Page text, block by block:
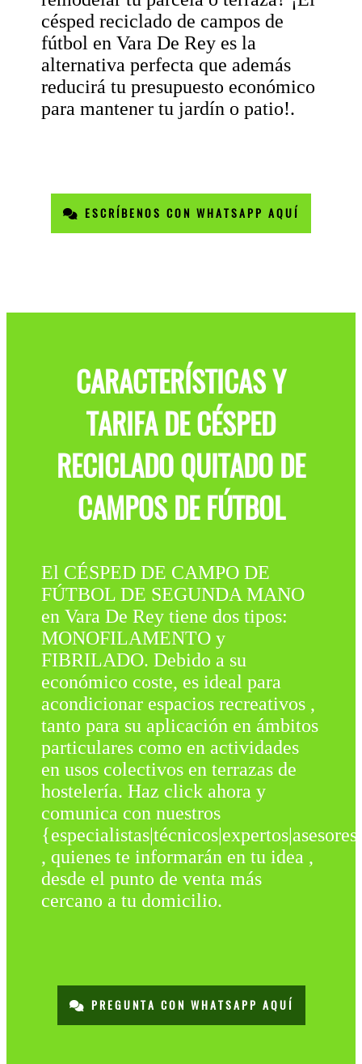
césped reciclado de campos de
fútbol en Vara De Rey es la
alternativa perfecta que además
reducirá tu presupuesto económico
para mantener tu jardín o patio!.
ESCRÍBENOS CON WHATSAPP AQUÍ
CARACTERÍSTICAS Y
TARIFA DE CÉSPED
RECICLADO QUITADO DE
CAMPOS DE FÚTBOL
El CÉSPED DE CAMPO DE
FÚTBOL DE SEGUNDA MANO
en Vara De Rey tiene dos tipos:
MONOFILAMENTO y
FIBRILADO. Debido a su
económico coste, es ideal para
acondicionar espacios recreativos ,
tanto para su aplicación en ámbitos
particulares como en actividades
en usos colectivos en terrazas de
hostelería. Haz click ahora y
comunica con nuestros
{especialistas|técnicos|expertos|asesores
, quienes te informarán en tu idea ,
desde el punto de venta más
cercano a tu domicilio.
PREGUNTA CON WHATSAPP AQUÍ